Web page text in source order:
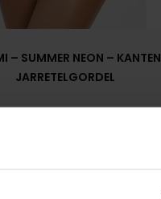
– SUMMER NEON – KANTEN
JARRETELGORDEL